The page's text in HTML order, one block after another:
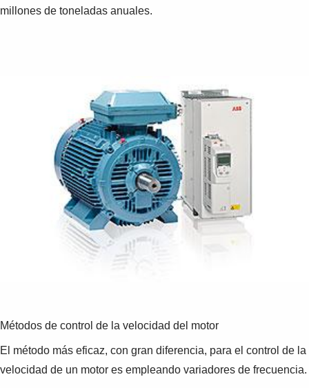
millones de toneladas anuales.
Métodos de control de la velocidad del motor
El método más eficaz, con gran diferencia, para el control de la
velocidad de un motor es empleando variadores de frecuencia.